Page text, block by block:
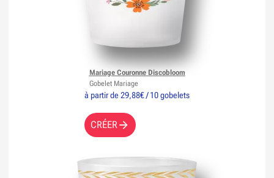
à partir de 29,88€ / 10 gobelets
CRÉER
Mariage Couronne Discobloom
Gobelet Mariage